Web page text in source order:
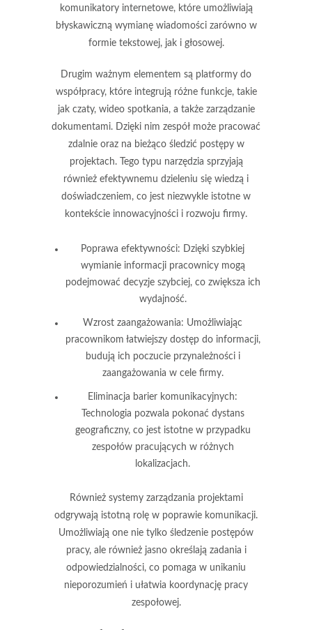
komunikatory internetowe, które umożliwiają
błyskawiczną wymianę wiadomości zarówno w
formie tekstowej, jak i głosowej.
Drugim ważnym elementem są platformy do
współpracy, które integrują różne funkcje, takie
jak czaty, wideo spotkania, a także zarządzanie
dokumentami. Dzięki nim zespół może pracować
zdalnie oraz na bieżąco śledzić postępy w
projektach. Tego typu narzędzia sprzyjają
również efektywnemu dzieleniu się wiedzą i
doświadczeniem, co jest niezwykle istotne w
kontekście innowacyjności i rozwoju firmy.
Poprawa efektywności: Dzięki szybkiej
wymianie informacji pracownicy mogą
podejmować decyzje szybciej, co zwiększa ich
wydajność.
Wzrost zaangażowania: Umożliwiając
pracownikom łatwiejszy dostęp do informacji,
budują ich poczucie przynależności i
zaangażowania w cele firmy.
Eliminacja barier komunikacyjnych:
Technologia pozwala pokonać dystans
geograficzny, co jest istotne w przypadku
zespołów pracujących w różnych
lokalizacjach.
Również systemy zarządzania projektami
odgrywają istotną rolę w poprawie komunikacji.
Umożliwiają one nie tylko śledzenie postępów
pracy, ale również jasno określają zadania i
odpowiedzialności, co pomaga w unikaniu
nieporozumień i ułatwia koordynację pracy
zespołowej.